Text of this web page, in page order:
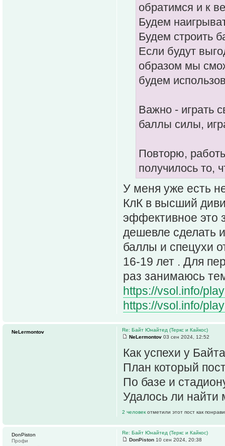
обратимся и к
Будем
Будем строить
Если будут
образом мы
будем
Важно - играть
баллы силы,
Повторю,
получилось то,
У меня уже есть
КлК в высший
эффективное это
дешевле сделать
баллы и спецухи
16-19 лет . Для
раз занимаюсь
https://vsol.info/
https://vsol.info/
Re: Байт Юнайтед (Теркс и Кайкос)
NeLermontov 03 сен 2024, 12:52
Как успехи у
План который
По базе и
Удалось ли
2 человек отметили этот пост как
NeLermontov
Re: Байт Юнайтед (Теркс и Кайкос)
DonPiston 10 сен 2024, 20:38
DonPiston
Профи